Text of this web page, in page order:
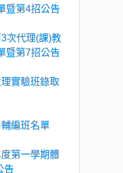
暨第4招公告
次代理(課)教
暨第7招公告
實驗班錄取
編班名單
第一學期體
告